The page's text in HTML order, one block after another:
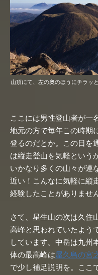
山頂にて、左の奥のほうにチラッ
ここには男性登山者が一
地元の方で毎年この時期
登るのだとか。この日を
は縦走登山を気軽という
いかなり多くの山々が連
近い！こんなに気軽に縦
経験したことがありません
さて、星生山の次は久住
高峰と思われていたよう
しています。中岳は九州
体の最高峰は屋久島の宮
で少し補足説明を。ここ